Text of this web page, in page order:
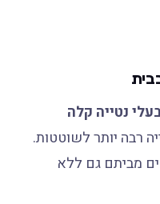
נטייה קלה
רבה יותר לשוטטות.
מביתם גם ללא